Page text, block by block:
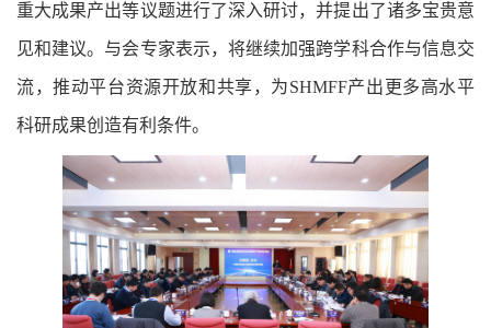
重大成果产出等议题进行了深入研讨，并提出了诸多宝贵意
见和建议。与会专家表示，将继续加强跨学科合作与信息交
流，推动平台资源开放和共享，为SHMFF产出更多高水平
科研成果创造有利条件。